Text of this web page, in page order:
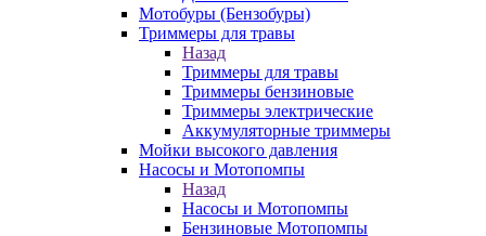
Мотобуры (Бензобуры)
Триммеры для травы
Назад
Триммеры для травы
Триммеры бензиновые
Триммеры электрические
Аккумуляторные триммеры
Мойки высокого давления
Насосы и Мотопомпы
Назад
Насосы и Мотопомпы
Бензиновые Мотопомпы